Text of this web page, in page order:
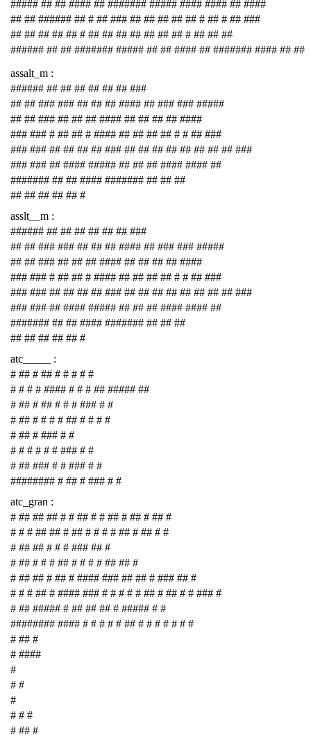
##### ## ## #### ## ####### ##### #### #### ## ####
## ## ###### ## # ## ### ## ## ## ## ## # ## # ## ###
## ## ## ## ## # ## ## ## ## ## ## ## # ## ## ##
###### ## ## ####### ##### ## ## #### ## ####### #### ## ##
assalt_m :
###### ## ## ## ## ## ## ###
## ## ### ### ## ## ## #### ## ### ### #####
## ## ### ## ## ## #### ## ## ## ## ####
### ### # ## ## # #### ## ## ## ## # # ## ###
### ### ## ## ## ## ### ## ## ## ## ## ## ## ## ###
### ### ## #### ##### ## ## ## #### #### ##
####### ## ## #### ####### ## ## ##
## ## ## ## ## #
asslt__m :
###### ## ## ## ## ## ## ###
## ## ### ### ## ## ## #### ## ### ### #####
## ## ### ## ## ## #### ## ## ## ## ####
### ### # ## ## # #### ## ## ## ## # # ## ###
### ### ## ## ## ## ### ## ## ## ## ## ## ## ## ###
### ### ## #### ##### ## ## ## #### #### ##
####### ## ## #### ####### ## ## ##
## ## ## ## ## #
atc_____ :
# ## # ## # # # # #
# # # # #### # # # ## ##### ##
# ## # ## # # # ### # #
# ## # # # # ## # # # #
# ## # ### # #
# # # # # # ### # #
# ## ### # # ### # #
######## # ## # ### # #
atc_gran :
# ## ## ## # # ## # # ## # ## # ## #
# # # ## ## # ## # # # # ## # ## # #
# ## ## # # # ### ## #
# ## # # # ## # # # # ## ## #
# ## ## # ## # #### ### ## ## # ### ## #
# # # ## # #### ### # # # # # ## # ## # # ### #
# ## ##### # ## ## ## # ##### # #
######## #### # # # # # ## # # # # # # #
# ## #
# ####
#
# #
#
# # #
# ## #